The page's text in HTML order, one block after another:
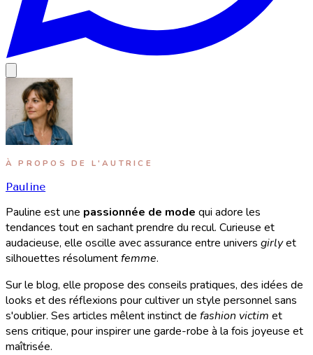
À PROPOS DE L'AUTRICE
Pauline
Pauline est une passionnée de mode qui adore les
tendances tout en sachant prendre du recul. Curieuse et
audacieuse, elle oscille avec assurance entre univers girlyet
silhouettes résolumentfemme.
Sur le blog, elle propose des conseils pratiques, des idées de
looks et des réflexions pour cultiver un style personnel sans
s'oublier. Ses articles mêlent instinct de fashion victim et
sens critique, pour inspirer une garde-robe à la fois joyeuse et
maîtrisée.